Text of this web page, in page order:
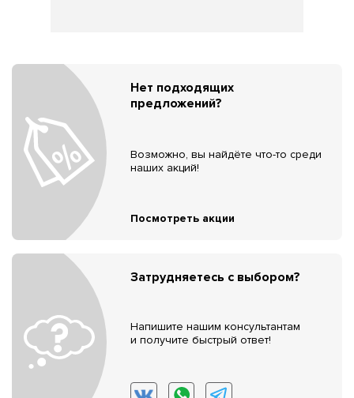
Нет подходящих
предложений?
Возможно, вы найдёте что-то среди
наших акций!
Посмотреть акции
Затрудняетесь с выбором?
Напишите нашим консультантам
и получите быстрый ответ!